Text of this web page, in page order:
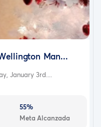
Man...
January 3rd....
55%
Meta Alcanzada